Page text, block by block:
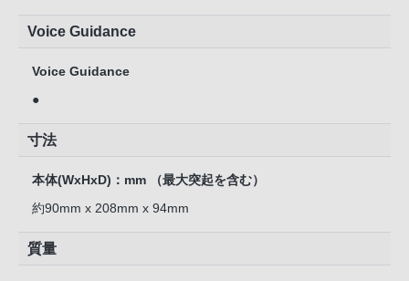
Voice Guidance
Voice Guidance
●
寸法
本体(WxHxD)：mm （最大突起を含む）
約90mm x 208mm x 94mm
質量